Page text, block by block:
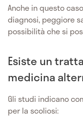
Anche in questo
diagnosi, peggiore
possibilità che si
Esiste un
medicina
Gli studi indicano
per la scoliosi: